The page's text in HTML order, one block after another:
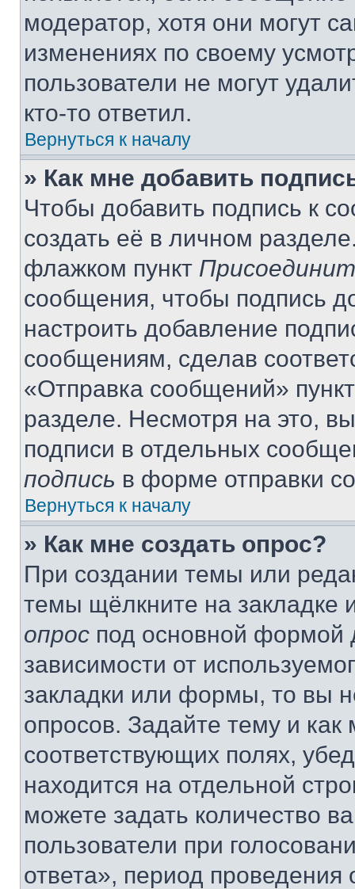
модератор, хотя они могут
изменениях по своему
пользователи не могут
кто-то ответил.
Вернуться к началу
» Как мне добавить
Чтобы добавить подпись к
создать её в личном
флажком пункт
сообщения, чтобы подпись
настроить добавление
сообщениям, сделав
«Отправка сообщений»
разделе. Несмотря на это,
подписи в отдельных
подпись в форме отправки
Вернуться к началу
» Как мне создать опрос?
При создании темы или
темы щёлкните на
опрос под основной формой
зависимости от
закладки или формы, то вы
опросов. Задайте тему и
соответствующих полях,
находится на отдельной
можете задать количество
пользователи при
ответа», период проведения